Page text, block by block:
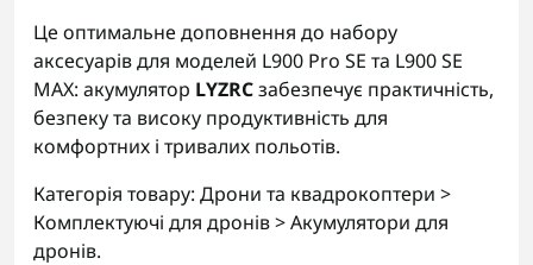
Це оптимальне доповнення до набору
аксесуарів для моделей L900 Pro SE та L900 SE
MAX: акумулятор LYZRCзабезпечує практичність,
безпеку та високу продуктивність для
комфортних і тривалих польотів.
Категорія товару: Дрони та квадрокоптери >
Комплектуючі для дронів > Акумулятори для
дронів.